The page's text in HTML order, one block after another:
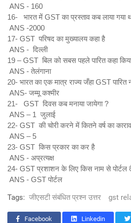
ANS - 160
16- भारत में GST का प्रस्ताव कब लाया गया
ANS -2000
17- GST परिषद का मुख्यालय कहा है
ANS - दिल्ली
19 – GST बिल को सबस पहले पारित कहा
ANS - तेलंगाना
20- भारत का एक मात्र राज्य जँहा GST पारित
ANS- जम्मू कश्मीर
21- GST दिवस कब मनाया जायेगा ?
ANS – 1 जुलाई
22- GST की चोरी करने में कितने वर्ष का
ANS – 5
23- GST किस प्रकार का कर है
ANS - अप्रत्यक्ष
24- GST प्रशाशन के लिए किस नाम से पोर्टल
ANS - GST पोर्टल
Tags: जीएसटी संबंधित प्रश्न उत्तर gst
Facebook Linkedin